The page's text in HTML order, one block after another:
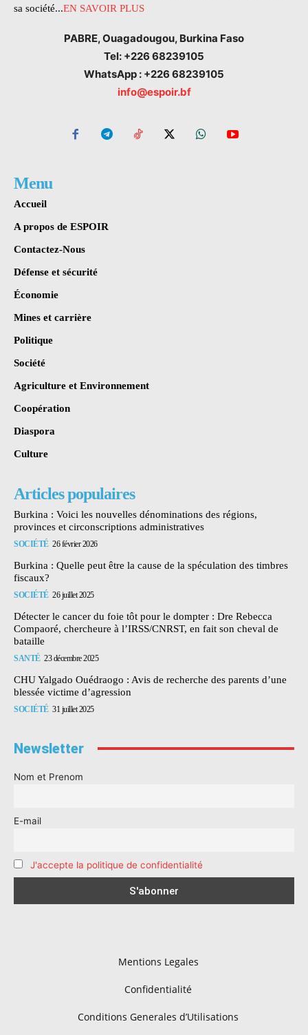
sa société...EN SAVOIR PLUS
PABRE, Ouagadougou, Burkina Faso
Tel: +226 68239105
WhatsApp : +226 68239105
info@espoir.bf
Menu
Accueil
A propos de ESPOIR
Contactez-Nous
Défense et sécurité
Économie
Mines et carrière
Politique
Société
Agriculture et Environnement
Coopération
Diaspora
Culture
Articles populaires
Burkina : Voici les nouvelles dénominations des régions,
provinces et circonscriptions administratives
SOCIÉTÉ 26 février 2026
Burkina : Quelle peut être la cause de la spéculation des timbres
fiscaux?
SOCIÉTÉ 26 juillet 2025
Détecter le cancer du foie tôt pour le dompter : Dre Rebecca
Compaoré, chercheure à l’IRSS/CNRST, en fait son cheval de
bataille
SANTÉ 23 décembre 2025
CHU Yalgado Ouédraogo : Avis de recherche des parents d’une
blessée victime d’agression
SOCIÉTÉ 31 juillet 2025
Newsletter
Nom et Prenom
E-mail
J'accepte la politique de confidentialité
Mentions Legales
Confidentialité
Conditions Generales d’Utilisations